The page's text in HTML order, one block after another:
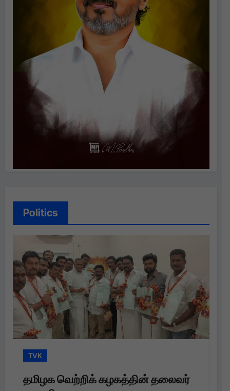
Politics
TVK
தமிழக வெற்றிக் கழகத்தின் தலைவர்